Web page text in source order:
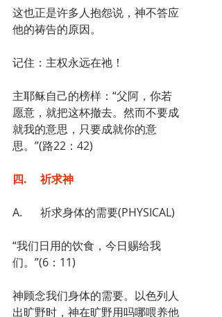
这也正是许多人抱怨说，神不答应
他的祷告的原因。
记住：主权永远在祂！
主耶稣自己的榜样：“父阿，你若
愿意，就把这杯撤去。然而不要成
就我的意思，只要成就你的意
思。”(路22：42)
四.	祈求神
A.	祈求身体的需要(PHYSICAL)
“我们日用的饮食，今日赐给我
们。”(6：11)
神顾念我们身体的需要。以色列人
出旷野时，神在旷野用吗哪喂养他